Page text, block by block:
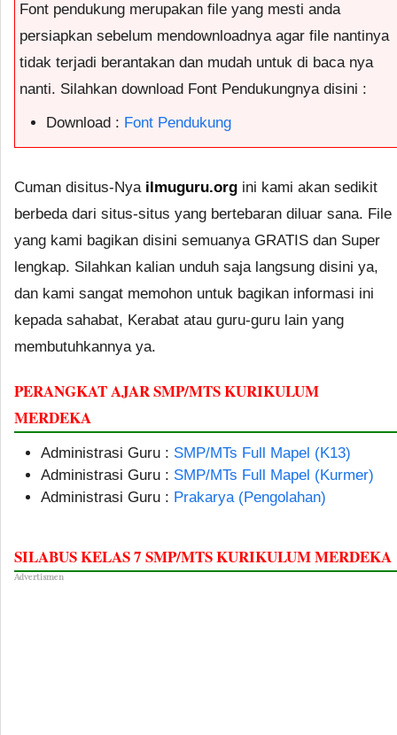
Font pendukung merupakan file yang mesti anda
persiapkan sebelum mendownloadnya agar file nantinya
tidak terjadi berantakan dan mudah untuk di baca nya
nanti. Silahkan download Font Pendukungnya disini :
Download : Font Pendukung
Cuman disitus-Nya ilmuguru.org ini kami akan sedikit
berbeda dari situs-situs yang bertebaran diluar sana. File
yang kami bagikan disini semuanya GRATIS dan Super
lengkap. Silahkan kalian unduh saja langsung disini ya,
dan kami sangat memohon untuk bagikan informasi ini
kepada sahabat, Kerabat atau guru-guru lain yang
membutuhkannya ya.
PERANGKAT AJAR SMP/MTS KURIKULUM
MERDEKA
Administrasi Guru : SMP/MTs Full Mapel (K13)
Administrasi Guru : SMP/MTs Full Mapel (Kurmer)
Administrasi Guru : Prakarya (Pengolahan)
SILABUS KELAS 7 SMP/MTS KURIKULUM MERDEKA
Advertismen